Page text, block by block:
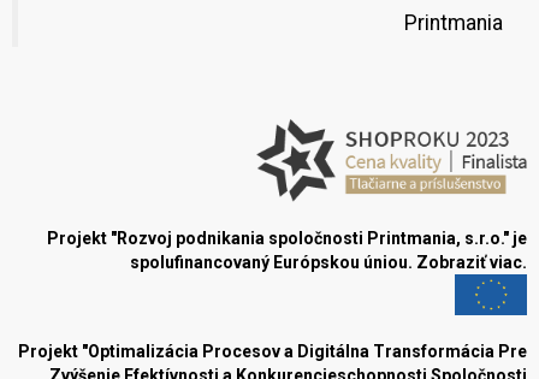
Printmania
Projekt "Rozvoj podnikania spoločnosti Printmania, s.r.o." je
spolufinancovaný Európskou úniou. Zobraziť viac.
Projekt "Optimalizácia Procesov a Digitálna Transformácia Pre